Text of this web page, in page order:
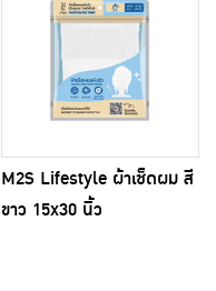
M2S Lifestyle ผ้าเช็ดผม สี
ขาว 15x30 นิ้ว